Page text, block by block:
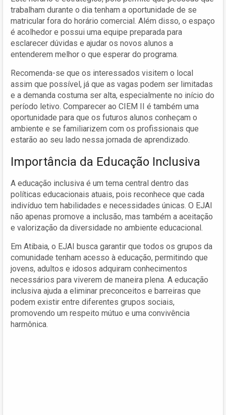
trabalham durante o dia tenham a oportunidade de se
matricular fora do horário comercial. Além disso, o espaço
é acolhedor e possui uma equipe preparada para
esclarecer dúvidas e ajudar os novos alunos a
entenderem melhor o que esperar do programa.
Recomenda-se que os interessados visitem o local
assim que possível, já que as vagas podem ser limitadas
e a demanda costuma ser alta, especialmente no início do
período letivo. Comparecer ao CIEM II é também uma
oportunidade para que os futuros alunos conheçam o
ambiente e se familiarizem com os profissionais que
estarão ao seu lado nessa jornada de aprendizado.
Importância da Educação Inclusiva
A educação inclusiva é um tema central dentro das
políticas educacionais atuais, pois reconhece que cada
indivíduo tem habilidades e necessidades únicas. O EJAI
não apenas promove a inclusão, mas também a aceitação
e valorização da diversidade no ambiente educacional.
Em Atibaia, o EJAI busca garantir que todos os grupos da
comunidade tenham acesso à educação, permitindo que
jovens, adultos e idosos adquiram conhecimentos
necessários para viverem de maneira plena. A educação
inclusiva ajuda a eliminar preconceitos e barreiras que
podem existir entre diferentes grupos sociais,
promovendo um respeito mútuo e uma convivência
harmônica.